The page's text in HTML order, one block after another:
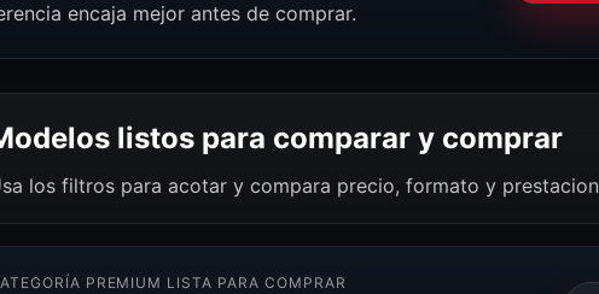
encaja mejor antes de comprar.
listos para comparar y comprar
los filtros para acotar y compara precio, formato y
PREMIUM LISTA PARA COMPRAR